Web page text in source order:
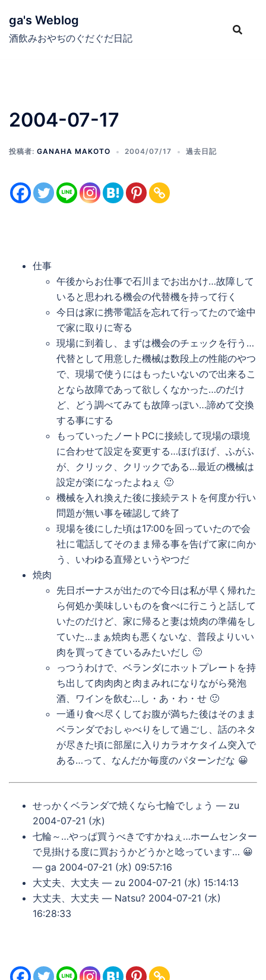
ga's Weblog
酒飲みおやぢのぐだぐだ日記
2004-07-17
投稿者: GANAHA MAKOTO 2004/07/17 過去日記
仕事
午後からお仕事で石川までお出かけ…故障して
いると思われる機会の代替機を持って行く
今日は家に携帯電話を忘れて行ってたので途中
で家に取りに寄る
現場に到着し、まずは機会のチェックを行う…
代替として用意した機械は数段上の性能のやつ
で、現場で使うにはもったいないので出来るこ
となら故障であって欲しくなかった…のだけ
ど、どう調べてみても故障っぽい…諦めて交換
する事にする
もっていったノートPCに接続して現場の環境
に合わせて設定を変更する…ほげほげ、ふがふ
が、クリック、クリックである…最近の機械は
設定が楽になったよねぇ 🙂
機械を入れ換えた後に接続テストを何度か行い
問題が無い事を確認して終了
現場を後にした頃は17:00を回っていたので会
社に電話してそのまま帰る事を告げて家に向か
う、いわゆる直帰というやつだ
焼肉
先日ボーナスが出たので今日は私が早く帰れた
ら何処か美味しいものを食べに行こうと話して
いたのだけど、家に帰ると妻は焼肉の準備をし
ていた…まぁ焼肉も悪くないな、普段よりいい
肉を買ってきているみたいだし 🙂
っつうわけで、ベランダにホットプレートを持
ち出して肉肉肉と肉まみれになりながら発泡
酒、ワインを飲む…し・あ・わ・せ 🙂
一通り食べ尽くしてお腹が満ちた後はそのまま
ベランダでおしゃべりをして過ごし、話のネタ
が尽きた頃に部屋に入りカラオケタイム突入で
ある…って、なんだか毎度のパターンだな 😀
せっかくベランダで焼くなら七輪でしょう — zu
2004-07-21 (水)
七輪～…やっぱ買うべきですかねぇ…ホームセンター
で見掛ける度に買おうかどうかと唸っています… 😀
— ga 2004-07-21 (水) 09:57:16
大丈夫、大丈夫 — zu 2004-07-21 (水) 15:14:13
大丈夫、大丈夫 — Natsu? 2004-07-21 (水)
16:28:33